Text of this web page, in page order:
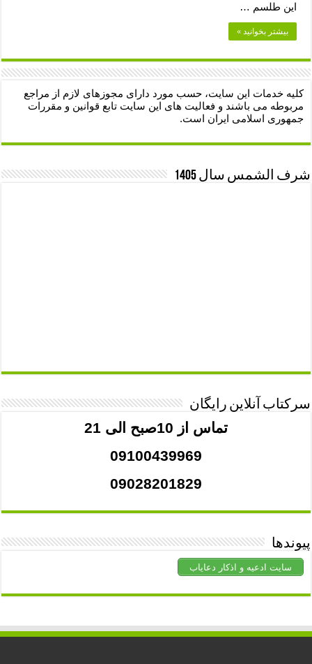
این طلسم …
بیشتر بخوانید »
کلیه خدمات این سایت، حسب مورد دارای مجوزهای لازم از مراجع
مربوطه می باشند و فعالیت های این سایت تابع قوانین و مقررات
جمهوری اسلامی ایران است.
شرف الشمس سال 1405
سرکتاب آنلاین رایگان
تماس از 10صبح الی 21
09100439969
09028201829
پیوندها
سایت ادعیه و اذکار دعایاب